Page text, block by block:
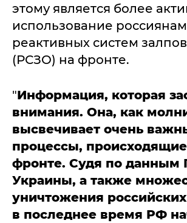
этому является более
использование
реактивных систем
(РСЗО) на фронте.
"Информация, которая
внимания. Она, как
высвечивает очень
процессы,
фронте. Судя по данным
Украины, а также
уничтожения
в последнее время РФ